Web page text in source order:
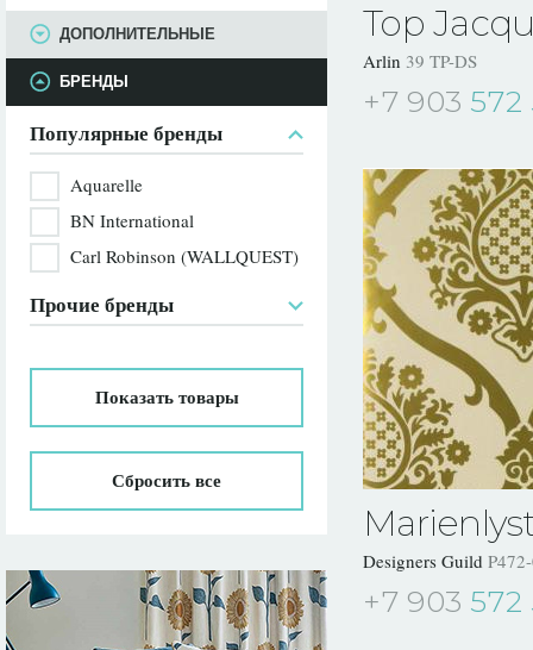
ДОПОЛНИТЕЛЬНЫЕ
БРЕНДЫ
Популярные бренды
Aquarelle
BN International
Carl Robinson (WALLQUEST)
Прочие бренды
Показатьтовары
Сбросить все
Top
Arlin 39 TP-DS
+7 903 572
Designers Guild
+7 903 572